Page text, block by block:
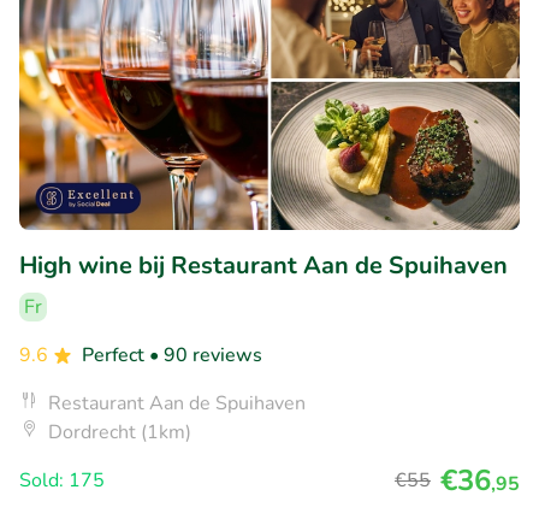
High wine bij Restaurant Aan de Spuihaven
Fr
9.6
Perfect • 90 reviews
Restaurant Aan de Spuihaven
Dordrecht (1km)
Sold: 175
€55 €36,95